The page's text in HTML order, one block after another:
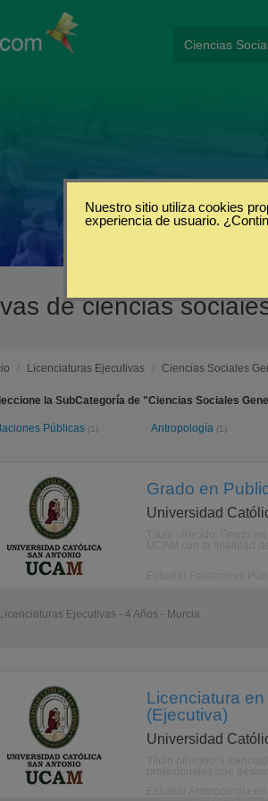
de ciencias
/ Licenciaturas Ejecutivas / Ciencias Sociales
la SubCategoría de "Ciencias Sociales
Públicas (1) Antropología (1)
Grado en
Universidad
Licenciaturas Ejecutivas - 4 Años - Murcia
Licenciatura
(Ejecutiva)
Universidad
Nuestro sitio utiliza cookies
experiencia de usuario.